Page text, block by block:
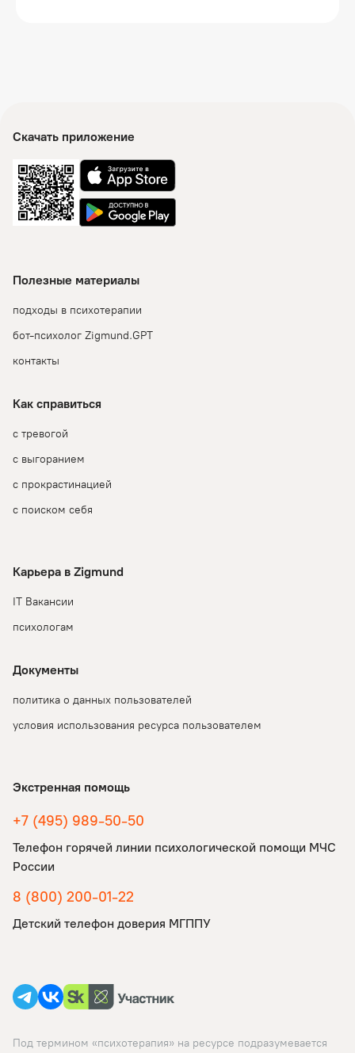
Скачать приложение
Полезные материалы
подходы в психотерапии
бот-психолог Zigmund.GPT
контакты
Как справиться
с тревогой
с выгоранием
с прокрастинацией
с поиском себя
Карьера в Zigmund
IT Вакансии
психологам
Документы
политика о данных пользователей
условия использования ресурса пользователем
Экстренная помощь
+7 (495) 989-50-50
Телефон горячей линии психологической помощи МЧС
России
8 (800) 200-01-22
Детский телефон доверия МГППУ
Под термином «психотерапия» на ресурсе подразумевается